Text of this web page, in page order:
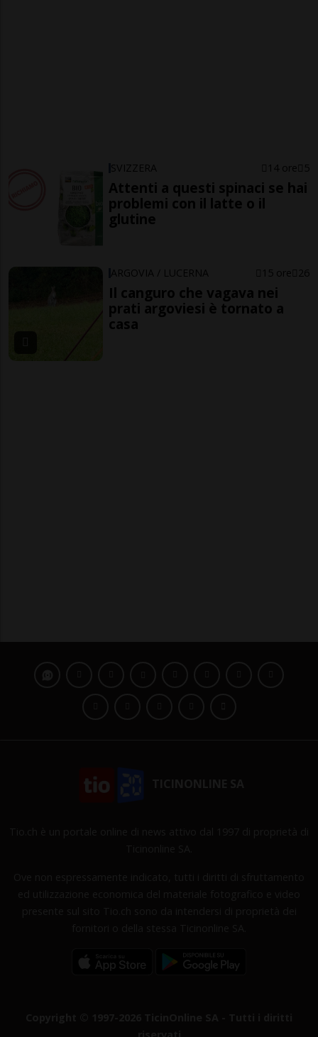
SVIZZERA 14 ore 5
Attenti a questi spinaci se hai
problemi con il latte o il
glutine
ARGOVIA / LUCERNA 15 ore 26
Il canguro che vagava nei
prati argoviesi è tornato a
casa